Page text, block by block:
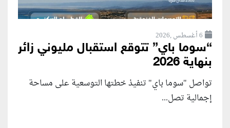
6 أغسطس ,2026
“سوما باي” تتوقع استقبال مليوني زائر
بنهاية 2026
تواصل "سوما باي" تنفيذ خطتها التوسعية على مساحة
إجمالية تصل...